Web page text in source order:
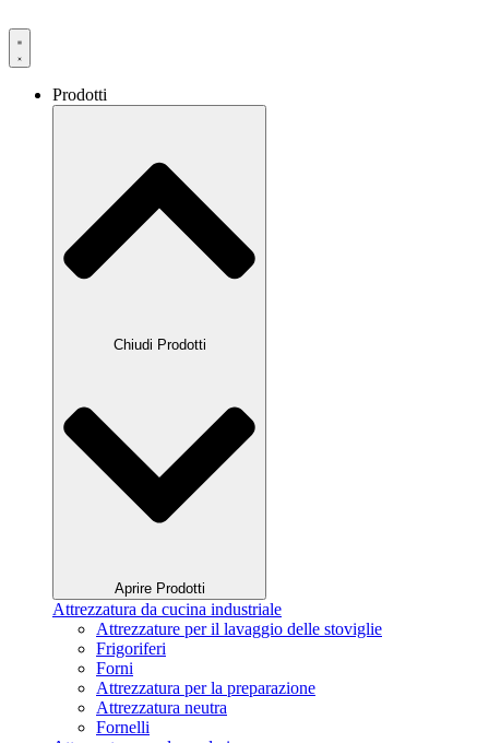
Prodotti
Chiudi Prodotti
Aprire Prodotti
Attrezzatura da cucina industriale
Attrezzature per il lavaggio delle stoviglie
Frigoriferi
Forni
Attrezzatura per la preparazione
Attrezzatura neutra
Fornelli